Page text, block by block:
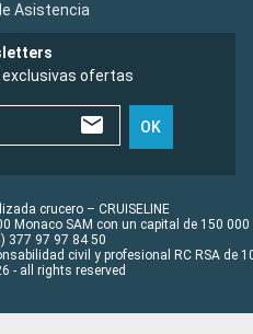
Asistencia
ofertas
OK
crucero – CRUISELINE
Monaco SAM con un capital de 150 000
377 97 97 84 50
civil y profesional RC RSA de
- all rights reserved